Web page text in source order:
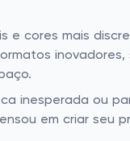
e cores mais
inovadores,
inesperada ou
em criar seu